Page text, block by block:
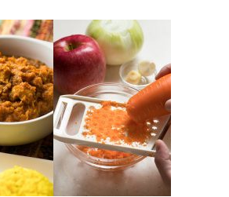
甘辛味の煮物、炒め物、サラ
ダ、唐揚げ…アク抜き、栄養も解
説！
エリックサウス直伝「本格バタ
ーチキンカレー」人気レシピ。
甘さ控えめで米にも合う！
【簡単】菜の花の人気レシピ5
品。おひたし、辛子和え、酢味
噌和え、パスタ、生春巻き！